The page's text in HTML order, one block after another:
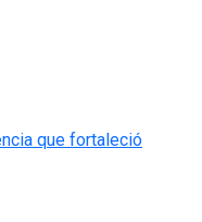
que fortaleció